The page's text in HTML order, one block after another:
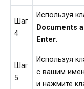
Шаг
4
Используя
Documents
Enter.
Шаг
5
Используя
с вашим
и нажмите